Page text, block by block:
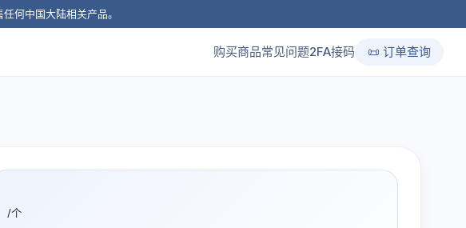
何中国大陆相关产品。
购买商品常见问题2FA接码 📜 订单查询
/个